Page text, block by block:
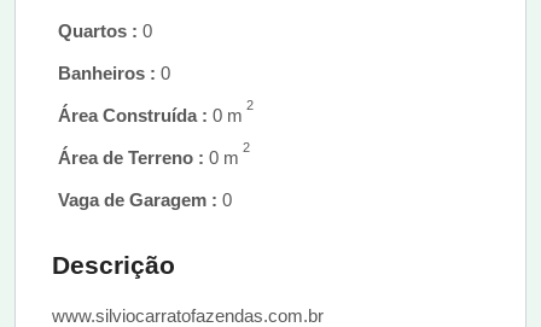
Quartos : 0
Banheiros : 0
Área Construída : 0 m 2
Área de Terreno : 0 m 2
Vaga de Garagem : 0
Descrição
www.silviocarratofazendas.com.br